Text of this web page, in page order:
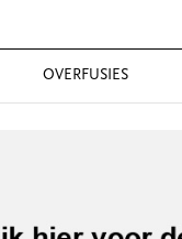
OVERFUSIES